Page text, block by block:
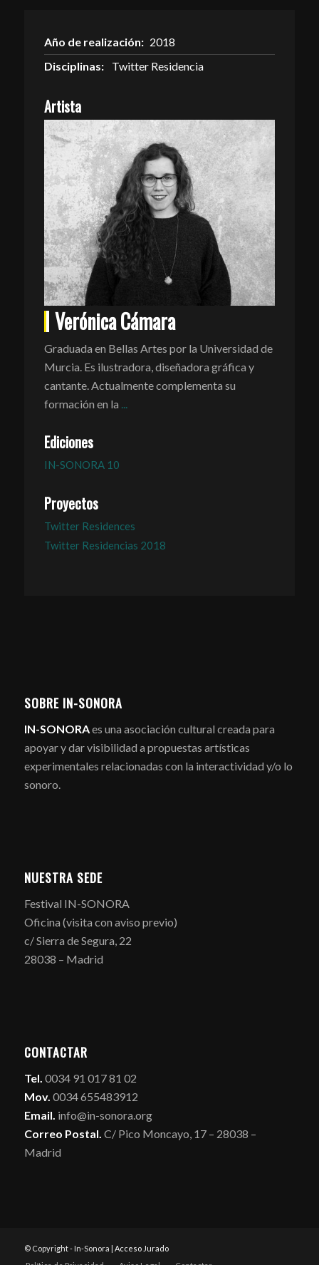
Año de realización: 2018
Disciplinas:
Twitter Residencia
Artista
Verónica Cámara
Graduada en Bellas Artes por la Universidad de
Murcia. Es ilustradora, diseñadora gráfica y
cantante. Actualmente complementa su
formación en la ...
Ediciones
IN-SONORA 10
Proyectos
Twitter Residences
Twitter Residencias 2018
SOBRE IN-SONORA
IN-SONORAes una asociación cultural creada para
apoyar y dar visibilidad a propuestas artísticas
experimentales relacionadas con la interactividad y/o lo
sonoro.
NUESTRA SEDE
Festival IN-SONORA
Oficina (visita con aviso previo)
c/ Sierra de Segura, 22
28038 – Madrid
CONTACTAR
Tel. 0034 91 017 81 02
Mov. 0034 655483912
Email. info@in-sonora.org
Correo Postal. C/ Pico Moncayo, 17 – 28038 –
Madrid
© Copyright - In-Sonora | Acceso Jurado